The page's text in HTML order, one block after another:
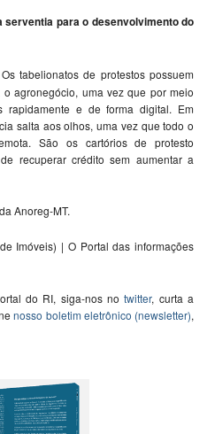
serventia para o desenvolvimento do
Os tabelionatos de protestos possuem
agronegócio, uma vez que por meio
rapidamente e de forma digital. Em
salta aos olhos, uma vez que todo o
São os cartórios de protesto
recuperar crédito sem aumentar a
Anoreg-MT.
Imóveis) | O Portal das informações
do RI, siga-nos notwitter, curta a
nosso boletim eletrônico (newsletter),